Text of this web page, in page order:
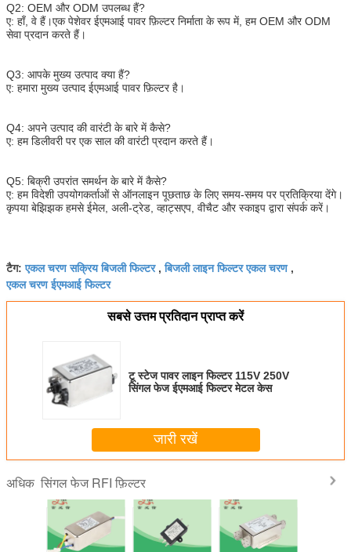
Q2: OEM और ODM उपलब्ध हैं?
ए: हाँ, वे हैं।एक पेशेवर ईएमआई पावर फ़िल्टर निर्माता के रूप में, हम OEM और ODM
सेवा प्रदान करते हैं।
Q3: आपके मुख्य उत्पाद क्या हैं?
ए: हमारा मुख्य उत्पाद ईएमआई पावर फ़िल्टर है।
Q4: अपने उत्पाद की वारंटी के बारे में कैसे?
ए: हम डिलीवरी पर एक साल की वारंटी प्रदान करते हैं।
Q5: बिक्री उपरांत समर्थन के बारे में कैसे?
ए: हम विदेशी उपयोगकर्ताओं से ऑनलाइन पूछताछ के लिए समय-समय पर प्रतिक्रिया देंगे।
कृपया बेझिझक हमसे ईमेल, अली-ट्रेड, व्हाट्सएप, वीचैट और स्काइप द्वारा संपर्क करें।
टैग:एकल चरण सक्रिय बिजली फिल्टर,बिजली लाइन फिल्टर एकल चरण,
एकल चरण ईएमआई फिल्टर
सबसे उत्तम प्रतिदान प्राप्त करें
टू स्टेज पावर लाइन फिल्टर 115V 250V
सिंगल फेज ईएमआई फिल्टर मेटल केस
जारी रखें
अधिक सिंगल फेज RFI फ़िल्टर